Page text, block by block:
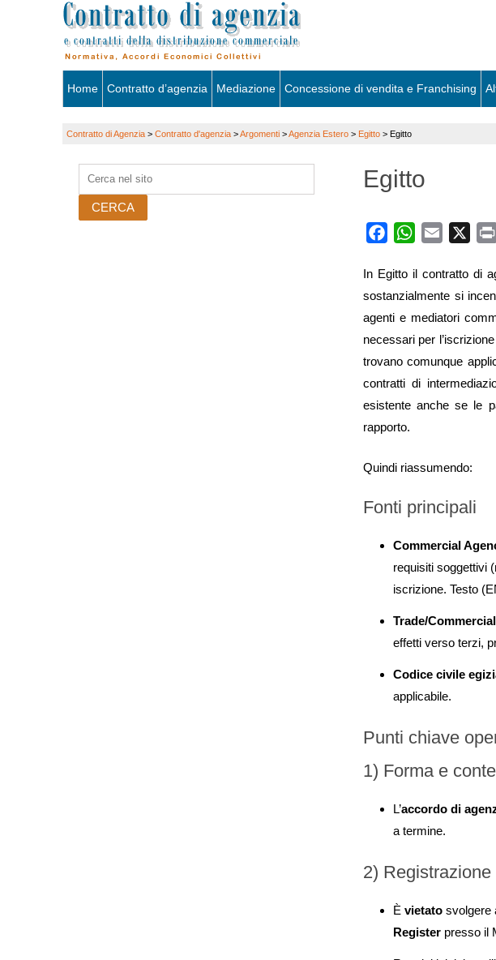
Skip
Home Contratto d’agenzia Mediazione Concessione di vendita e Franchising
Contratto di Agenzia > Contratto d'agenzia >Argomenti >Agenzia Estero > Egitto > Egitto
Egitto
FacebookWhatsApp
Email
In Egitto il contratto di
sostanzialmente si
agenti e mediatori
necessari per
trovano comunque
contratti di
esistente anche se le
rapporto.
Quindi riassumendo:
Fonti principali
Commercial
requisiti soggettivi
iscrizione. Testo
Trade/
effetti verso terzi,
Codice civile
applicabile.
Punti chiave
1) Forma e
L’accordo di
a termine.
2) Registrazione
Èvietato svolgere
Register presso il